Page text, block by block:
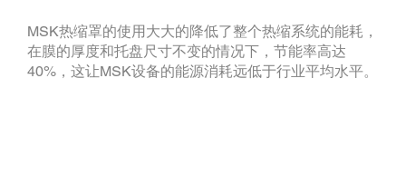
MSK热缩罩的使用大大的降低了整个热缩系统的能耗，
在膜的厚度和托盘尺寸不变的情况下，节能率高达
40%，这让MSK设备的能源消耗远低于行业平均水平。